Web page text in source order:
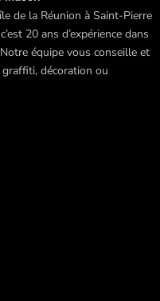
de la Réunion à Saint-Pierre
20 ans d’expérience dans
équipe vous conseille et
décoration ou